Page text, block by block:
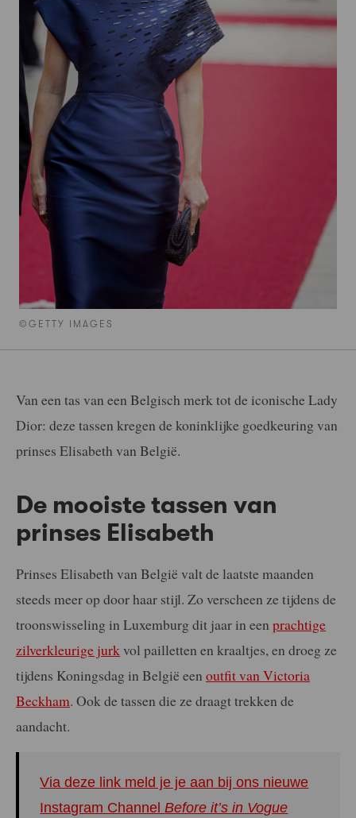
©GETTY IMAGES
Van een tas van een Belgisch merk tot de iconische Lady
Dior: deze tassen kregen de koninklijke goedkeuring van
prinses Elisabeth van België.
De mooiste tassen van
prinses Elisabeth
Prinses Elisabeth van België valt de laatste maanden
steeds meer op door haar stijl. Zo verscheen ze tijdens de
troonswisseling in Luxemburg dit jaar in een prachtige
zilverkleurige jurk vol pailletten en kraaltjes, en droeg ze
tijdens Koningsdag in België een outfit van Victoria
Beckham. Ook de tassen die ze draagt trekken de
aandacht.
Via deze link meld je je aan bij ons nieuwe
Instagram ChannelBefore it’s in Vogue